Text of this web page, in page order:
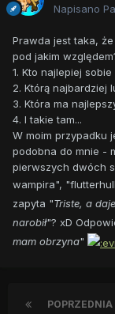
Napisano
Prawda jest taka,
pod jakim
1. Kto najlepiej
2. Którą najbardziej
3. Która ma
4. I takie tam...
W moim przypadku
podobna do mnie -
pierwszych dwóch
wampira",
zapyta "Triste, a
narobił"? xD
mam obrzyna"
POPRZEDNIA